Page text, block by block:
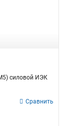
силовой ИЭК
Сравнить